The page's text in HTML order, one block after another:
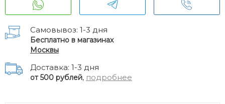
Самовывоз: 1-3 дня
Бесплатно в магазинах
Москвы
Доставка: 1-3 дня
от 500 рублей, подробнее